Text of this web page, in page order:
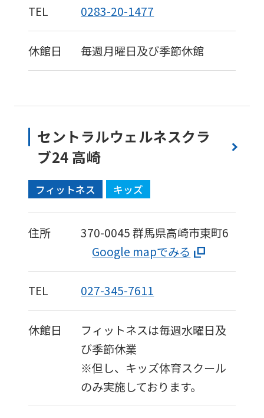
TEL 0283-20-1477
休館日 毎週月曜日及び季節休館
セントラルウェルネスクラ
ブ24 高崎
フィットネス キッズ
住所 370-0045群馬県高崎市東町6
Google mapでみる
TEL 027-345-7611
休館日
フィットネスは毎週水曜日及
び季節休業
※但し、キッズ体育スクール
のみ実施しております。